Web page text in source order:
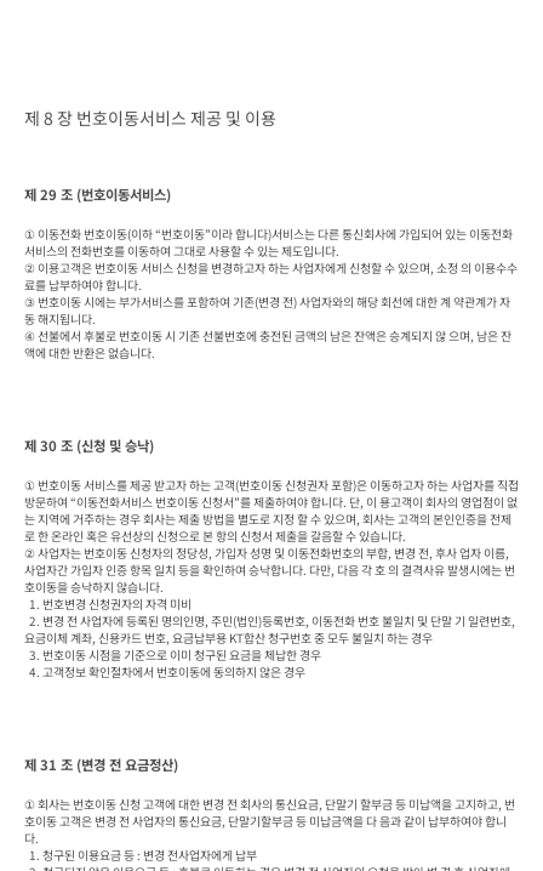
제 8 장 번호이동서비스 제공 및 이용
제 29 조 (번호이동서비스)
① 이동전화 번호이동(이하 “번호이동”이라 합니다)서비스는 다른 통신회사에 가입되어 있는 이동전화
서비스의 전화번호를 이동하여 그대로 사용할 수 있는 제도입니다.
② 이용고객은 번호이동 서비스 신청을 변경하고자 하는 사업자에게 신청할 수 있으며, 소정 의 이용수수
료를 납부하여야 합니다.
③ 번호이동 시에는 부가서비스를 포함하여 기존(변경 전) 사업자와의 해당 회선에 대한 계 약관계가 자
동 해지됩니다.
④ 선불에서 후불로 번호이동 시 기존 선불번호에 충전된 금액의 남은 잔액은 승계되지 않 으며, 남은 잔
액에 대한 반환은 없습니다.
제 30 조 (신청 및 승낙)
① 번호이동 서비스를 제공 받고자 하는 고객(번호이동 신청권자 포함)은 이동하고자 하는 사업자를 직접
방문하여 “이동전화서비스 번호이동 신청서”를 제출하여야 합니다. 단, 이 용고객이 회사의 영업점이 없
는 지역에 거주하는 경우 회사는 제출 방법을 별도로 지정 할 수 있으며, 회사는 고객의 본인인증을 전제
로 한 온라인 혹은 유선상의 신청으로 본 항의 신청서 제출을 갈음할 수 있습니다.
② 사업자는 번호이동 신청자의 정당성, 가입자 성명 및 이동전화번호의 부합, 변경 전, 후사 업자 이름,
사업자간 가입자 인증 항목 일치 등을 확인하여 승낙합니다. 다만, 다음 각 호 의 결격사유 발생시에는 번
호이동을 승낙하지 않습니다.
요금이체 계좌, 신용카드 번호, 요금납부용 KT합산 청구번호 중 모두 불일치 하는 경우
  4. 고객정보 확인절차에서 번호이동에 동의하지 않은 경우
제 31 조 (변경 전 요금정산)
① 회사는 번호이동 신청 고객에 대한 변경 전 회사의 통신요금, 단말기 할부금 등 미납액을 고지하고, 번
호이동 고객은 변경 전 사업자의 통신요금, 단말기할부금 등 미납금액을 다 음과 같이 납부하여야 합니
다.